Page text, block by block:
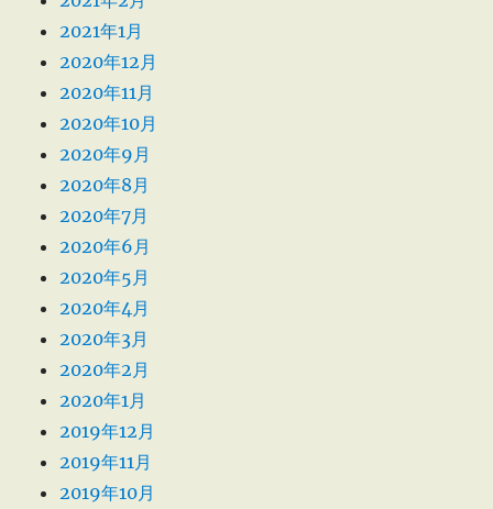
2021年1月
2020年12月
2020年11月
2020年10月
2020年9月
2020年8月
2020年7月
2020年6月
2020年5月
2020年4月
2020年3月
2020年2月
2020年1月
2019年12月
2019年11月
2019年10月